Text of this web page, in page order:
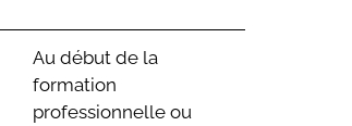
Au début de la
formation
professionnelle ou